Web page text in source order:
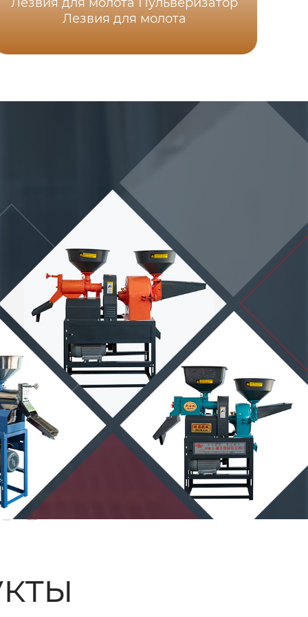
Лезвия для молота Пульверизатор
Лезвия для молота